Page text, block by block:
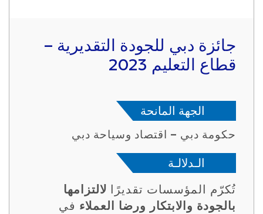
جائزة دبي للجودة التقديرية –
قطاع التعليم 2023
الجهة المانحة
حكومة دبي – اقتصاد وسياحة دبي
الـدلالـة
تُكرّم المؤسسات تقديرًا لالتزامها
بالجودة والابتكار ورضا العملاء في